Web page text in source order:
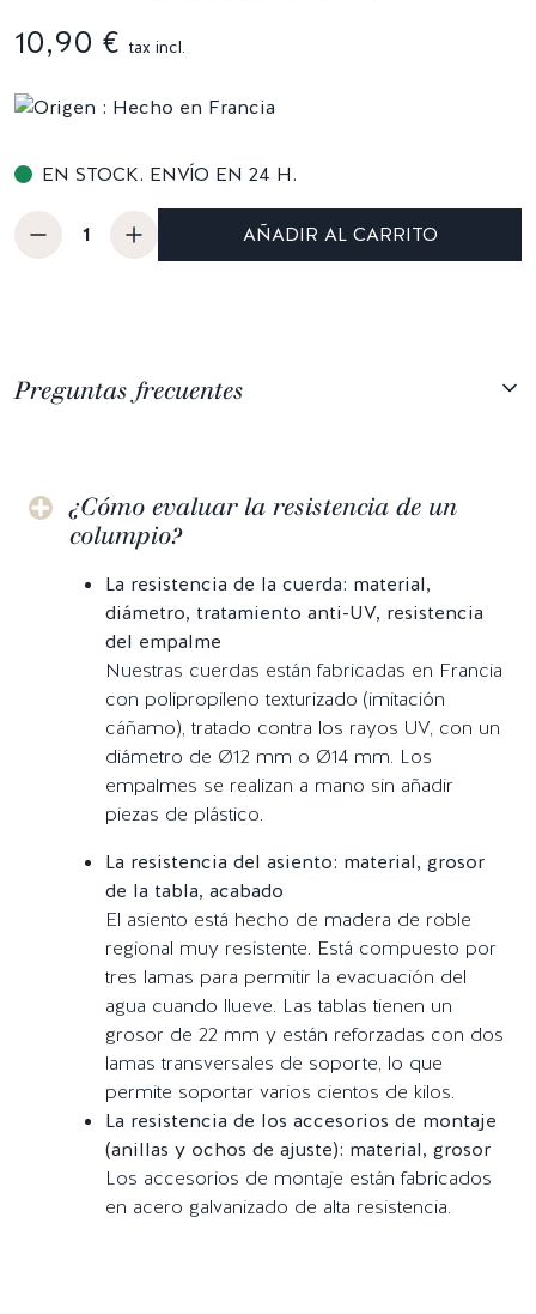
10,90 € tax incl.
EN STOCK. ENVÍO EN 24 H.
AÑADIR AL CARRITO
Preguntas frecuentes
¿Cómo evaluar la resistencia de un
columpio?
La resistencia de la cuerda: material,
diámetro, tratamiento anti-UV, resistencia
del empalme
Nuestras cuerdas están fabricadas en Francia
con polipropileno texturizado (imitación
cáñamo), tratado contra los rayos UV, con un
diámetro de Ø12 mm o Ø14 mm. Los
empalmes se realizan a mano sin añadir
piezas de plástico.
La resistencia del asiento: material, grosor
de la tabla, acabado
El asiento está hecho de madera de roble
regional muy resistente. Está compuesto por
tres lamas para permitir la evacuación del
agua cuando llueve. Las tablas tienen un
grosor de 22 mm y están reforzadas con dos
lamas transversales de soporte, lo que
permite soportar varios cientos de kilos.
La resistencia de los accesorios de montaje
(anillas y ochos de ajuste): material, grosor
Los accesorios de montaje están fabricados
en acero galvanizado de alta resistencia.